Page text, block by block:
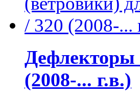
Дефлекторы
(2008-... г.в.)